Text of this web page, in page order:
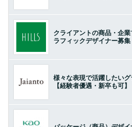
クライアントの商品・企
ラフィックデザイナー募集
様々な表現で活躍したい
【経験者優遇・新卒も可】